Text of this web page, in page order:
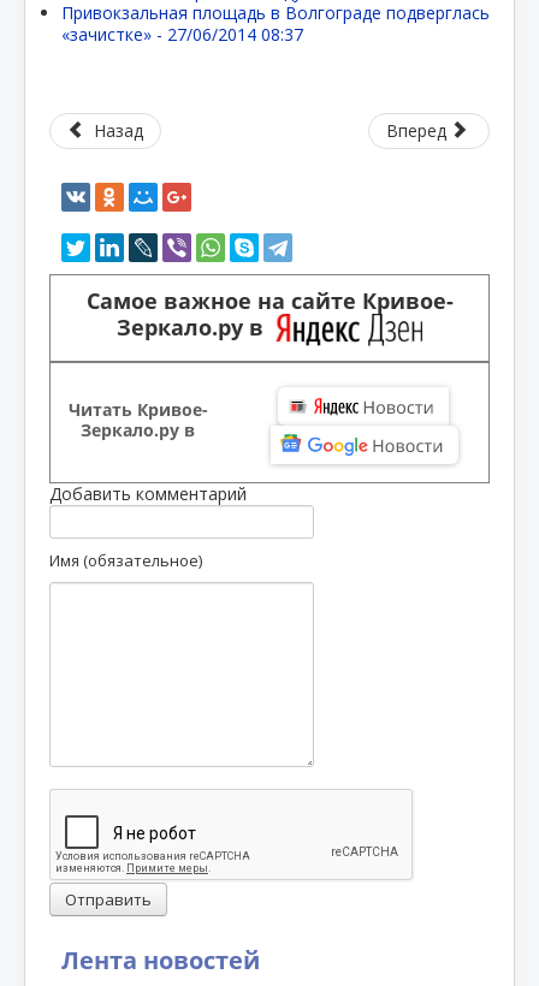
Лента новостей
Привокзальная площадь в Волгограде подверглась
«зачистке» - 27/06/2014 08:37
Назад Вперед
Самое важное на сайте Кривое-
Зеркало.ру в
Читать Кривое-
Зеркало.ру в
Добавить комментарий
Имя (обязательное)
Отправить